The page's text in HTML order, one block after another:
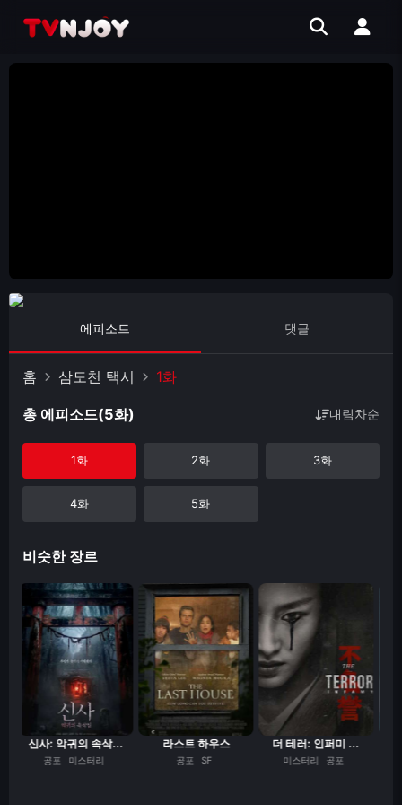
에피소드 댓글
홈 삼도천 택시 1화
총 에피소드(5화) 내림차순
1화 2화 3화
4화 5화
비슷한 장르
신사: 악귀의 속삭...
공포 미스터리
라스트 하우스
공포 SF
더 테러: 인퍼미 ...
미스터리 공포